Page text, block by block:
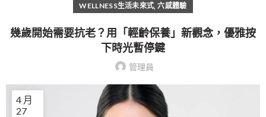
WELLNESS生活未來式,六感體驗
幾歲開始需要抗老？用「輕齡保養」新觀念，優雅按
下時光暫停鍵
管理員
27
4 月